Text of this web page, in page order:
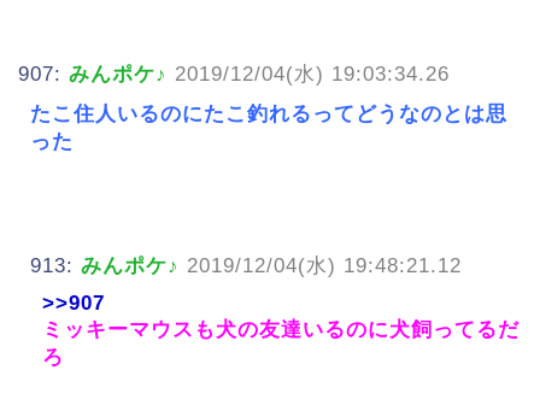
907: みんポケ♪ 2019/12/04(水) 19:03:34.26
たこ住人いるのにたこ釣れるってどうなのとは思
った
913: みんポケ♪ 2019/12/04(水) 19:48:21.12
>>907
ミッキーマウスも犬の友達いるのに犬飼ってるだ
ろ